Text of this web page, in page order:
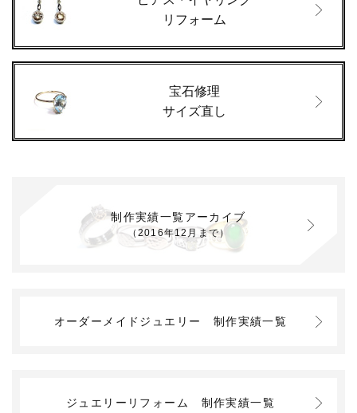
リフォーム
宝石修理
サイズ直し
制作実績一覧アーカイブ
（2016年12月まで）
オーダーメイドジュエリー 制作実績一覧
ジュエリーリフォーム 制作実績一覧